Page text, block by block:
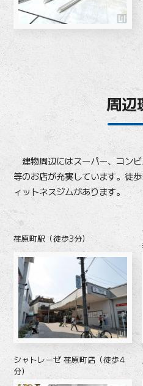
周辺
建物周辺にはスーパー、コン
等のお店が充実しています。徒
ィットネスジムがあります。
荏原町駅（徒歩3分）
シャトレーゼ 荏原町店（徒歩4
分）